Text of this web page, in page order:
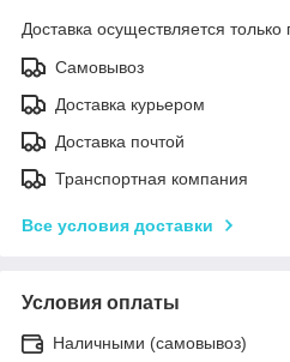
Доставка осуществляется только
Самовывоз
Доставка курьером
Доставка почтой
Транспортная компания
Все условия доставки
Условия оплаты
Наличными (самовывоз)